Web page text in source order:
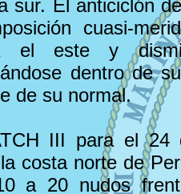
sur. El anticiclón
cuasi-
el este y
dentro de
de su normal.
III para el 24
costa norte de
a 20 nudos